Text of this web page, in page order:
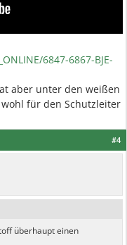
6847-6867-BJE-
aber unter den weißen
für den Schutzleiter
#4
überhaupt einen